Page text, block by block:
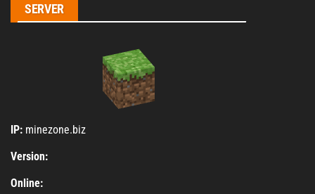
SERVER
IP: minezone.biz
Version:
Online: